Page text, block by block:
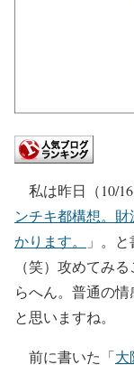
私は昨日（10/
ンチキ都構想。
かります。
」。
（笑）攻めてみ
らへん。普通の
と思いますね。
前に書いた「大